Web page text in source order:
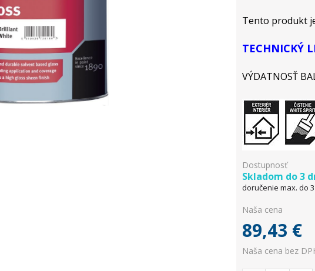
Tento produkt
TECHNICKÝ
VÝDATNOSŤ
Dostupnosť
Skladom do 3
doručenie max. do
Naša cena
89,43 €
Naša cena bez